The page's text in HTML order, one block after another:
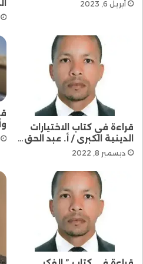
ـ علال الفاسي عالما ومفكرا.
ـ الكليات الأساسية للشريعة
ـ الشورى في معركة البناء.
ـ محاضرات في مقاصد الشريعة
ـ النظر المقاصدي في حكم تولي
والمناصب المهمة.
ـ الفكر الإسلامي وقضاياه
من خلال هذه النبذة المختصرة
الريسوني، نستخرج فكرة عامة
من أصناف المثقفين
أبريل 6, 2023
قراءة في كتاب الاختيارات
الدينية الكبرى / أ. عبد الحق…
ديسمبر 8, 2022